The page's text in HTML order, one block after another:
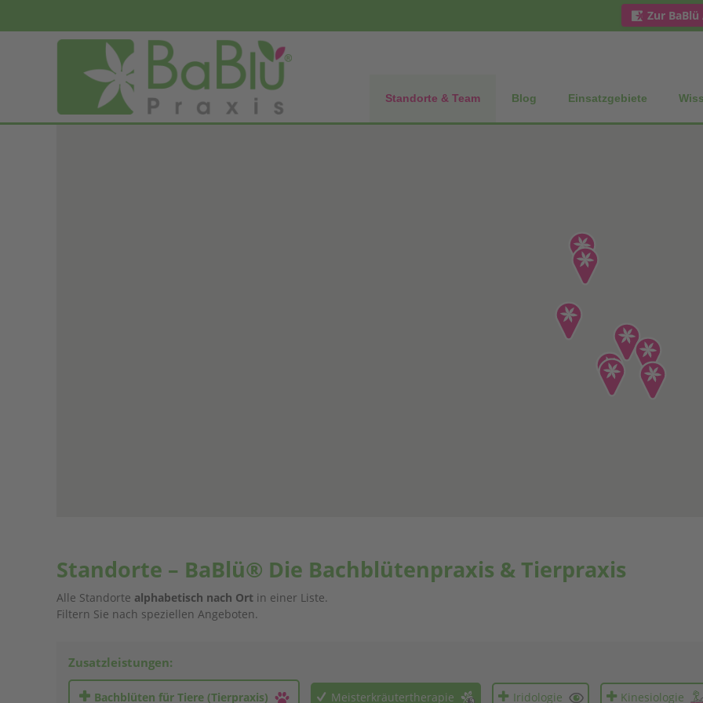
Zur
Standorte & Team Blog Einsatzgebiete
Standorte – BaBlü® Die Bachblütenpraxis & Tierpraxis
Alle Standorte alphabetisch nach Ort in einer Liste.
Filtern Sie nach speziellen Angeboten.
Zusatzleistungen:
Bachblüten für Tiere (Tierpraxis) Meisterkräutertherapie Iridologie Kinesiologie